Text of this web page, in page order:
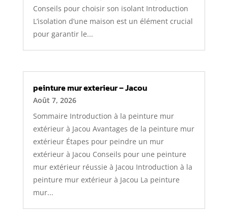
Conseils pour choisir son isolant Introduction
L’isolation d’une maison est un élément crucial
pour garantir le...
peinture mur exterieur – Jacou
Août 7, 2026
Sommaire Introduction à la peinture mur
extérieur à Jacou Avantages de la peinture mur
extérieur Étapes pour peindre un mur
extérieur à Jacou Conseils pour une peinture
mur extérieur réussie à Jacou Introduction à la
peinture mur extérieur à Jacou La peinture
mur...